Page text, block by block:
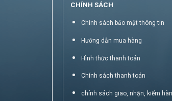
CHÍNH SÁCH
Chính sách bảo mật thông tin
Hướng dẫn mua hàng
Hình thức thanh toán
Chính sách thanh toán
chính sách giao, nhận, kiểm